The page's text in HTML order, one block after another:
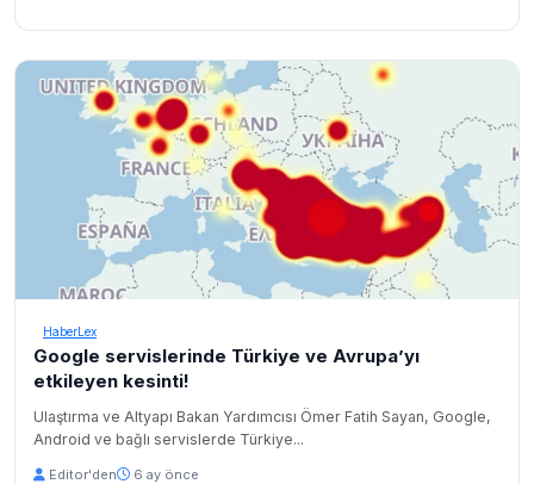
HaberLex
Google servislerinde Türkiye ve Avrupa’yı
etkileyen kesinti!
Ulaştırma ve Altyapı Bakan Yardımcısı Ömer Fatih Sayan, Google,
Android ve bağlı servislerde Türkiye...
Editor'den 6 ay önce